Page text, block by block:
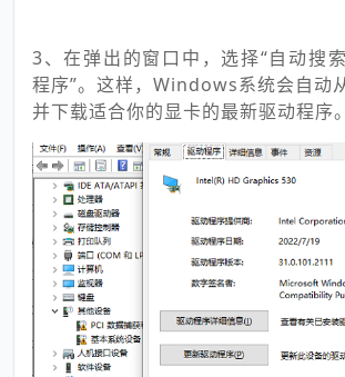
3、在弹出的窗口中，选择“自动搜
程序”。这样，Windows系统会自动
并下载适合你的显卡的最新驱动程序。